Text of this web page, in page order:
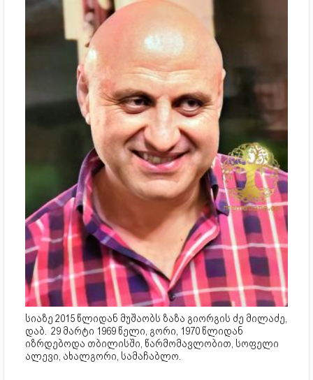
სიაზე 2015 წლიდან მუშაობს ზაზა გიორგის ძე მილაძე,
დაბ. 29 მარტი 1969 წელი, გორი, 1970 წლიდან
იზრდებოდა თბილისში, წარმომავლობით, სოფელი
ალევი, ახალგორი, სამაჩაბლო.